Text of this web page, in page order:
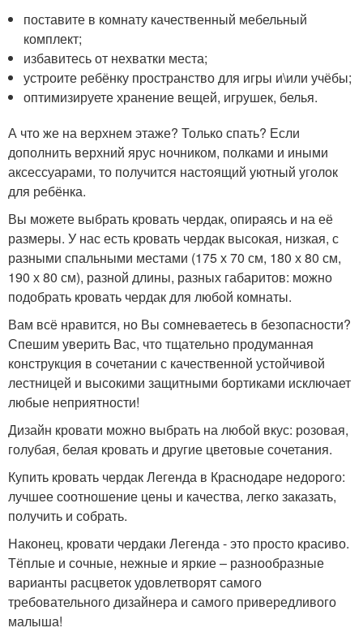
поставите в комнату качественный мебельный
комплект;
избавитесь от нехватки места;
устроите ребёнку пространство для игры и\или учёбы;
оптимизируете хранение вещей, игрушек, белья.
А что же на верхнем этаже? Только спать? Если
дополнить верхний ярус ночником, полками и иными
аксессуарами, то получится настоящий уютный уголок
для ребёнка.
Вы можете выбрать кровать чердак, опираясь и на её
размеры. У нас есть кровать чердак высокая, низкая, с
разными спальными местами (175 х 70 см, 180 х 80 см,
190 х 80 см), разной длины, разных габаритов: можно
подобрать кровать чердак для любой комнаты.
Вам всё нравится, но Вы сомневаетесь в безопасности?
Спешим уверить Вас, что тщательно продуманная
конструкция в сочетании с качественной устойчивой
лестницей и высокими защитными бортиками исключает
любые неприятности!
Дизайн кровати можно выбрать на любой вкус: розовая,
голубая, белая кровать и другие цветовые сочетания.
Купить кровать чердак Легенда в Краснодаре недорого:
лучшее соотношение цены и качества, легко заказать,
получить и собрать.
Наконец, кровати чердаки Легенда - это просто красиво.
Тёплые и сочные, нежные и яркие – разнообразные
варианты расцветок удовлетворят самого
требовательного дизайнера и самого привередливого
малыша!